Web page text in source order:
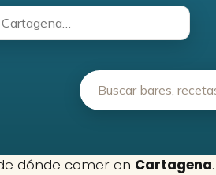
dónde comer en Cartagena